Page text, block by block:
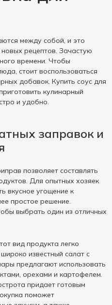
между собой, и это
рецептов. Зачастую
времени. Чтобы
стоит воспользоваться
добавок. Купить соус для
кулинарный
и удобно.
заправок и
позволяет составлять
Для опытных хозяек
вкусное угощение к
простое решение.
выбрать один из отличных
вид продукта легко
известный салат с
предлагают использовать
орехами и картофелем.
придает готовым
поможет